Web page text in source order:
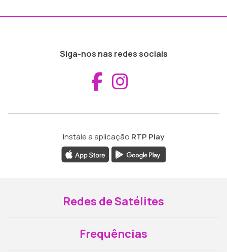
Siga-nos nas redes sociais
Aceder ao
Instale a aplicação RTP Play
Redes de Satélites
Frequências